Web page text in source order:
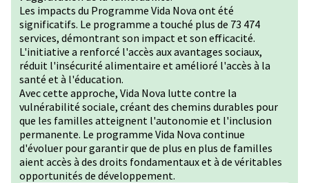
Les impacts du Programme Vida Nova ont été
significatifs. Le programme a touché plus de 73 474
services, démontrant son impact et son efficacité.
L'initiative a renforcé l'accès aux avantages sociaux,
réduit l'insécurité alimentaire et amélioré l'accès à la
santé et à l'éducation.
Avec cette approche, Vida Nova lutte contre la
vulnérabilité sociale, créant des chemins durables pour
que les familles atteignent l'autonomie et l'inclusion
permanente. Le programme Vida Nova continue
d'évoluer pour garantir que de plus en plus de familles
aient accès à des droits fondamentaux et à de véritables
opportunités de développement.